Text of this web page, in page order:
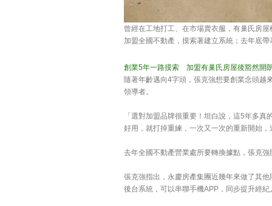
曾經在工地打工、在市場賣衣服，有巢氏房
加盟全國不動產，摸索著建立系統；去年底
創業5年一路摸索 加盟有巢氏房屋後豁然開
隨著年齡邁向4字頭，張克強想要創業念頭越
領導者。
「選對加盟品牌很重要！坦白說，這5年多
好用，就打掉重練，一次又一次的重新開始
去年全國不動產營業處所要轉換據點，張克
張克強指出，永慶房產集團近幾年來做了其
後台系統，可以串聯手機APP，同步提升經